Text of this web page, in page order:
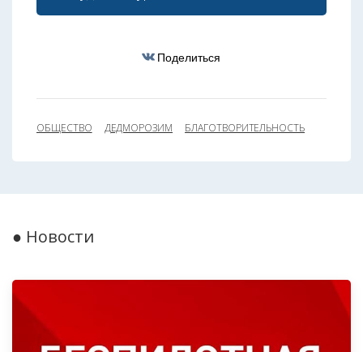
Поделиться
ОБЩЕСТВО ДЕДМОРОЗИМ БЛАГОТВОРИТЕЛЬНОСТЬ
● Новости